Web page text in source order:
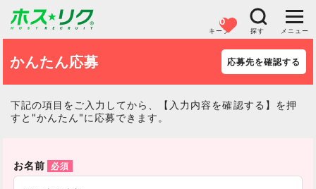
0
キープ 探す メニュー
かんたん応募 応募先を確認する
下記の項目をご入力してから、【入力内容を確認する】を押
すと"かんたん"に応募できます。
お名前